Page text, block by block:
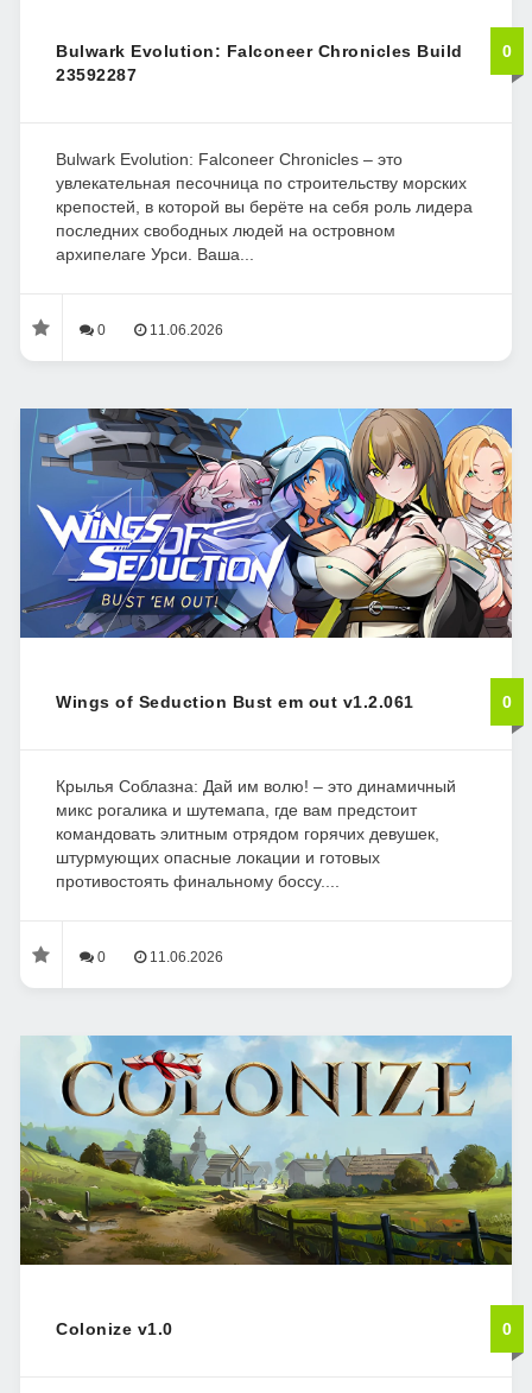
Bulwark Evolution: Falconeer Chronicles Build
23592287
0
Bulwark Evolution: Falconeer Chronicles – это
увлекательная песочница по строительству морских
крепостей, в которой вы берёте на себя роль лидера
последних свободных людей на островном
архипелаге Урси. Ваша...
0 11.06.2026
Wings of Seduction Bust em out v1.2.061 0
Крылья Соблазна: Дай им волю! – это динамичный
микс рогалика и шутемапа, где вам предстоит
командовать элитным отрядом горячих девушек,
штурмующих опасные локации и готовых
противостоять финальному боссу....
0 11.06.2026
Colonize v1.0 0